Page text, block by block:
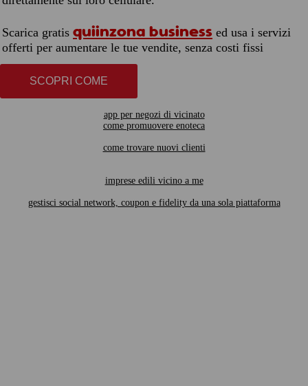
Scarica gratis quiinzona business ed usa i servizi
offerti per aumentare le tue vendite, senza costi fissi
SCOPRI COME
app per negozi di vicinato
come promuovere enoteca
come trovare nuovi clienti
imprese edili vicino a me
gestisci social network, coupon e fidelity da una sola piattaforma